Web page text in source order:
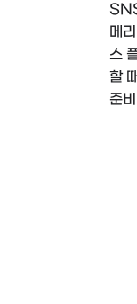
메
스
할
준